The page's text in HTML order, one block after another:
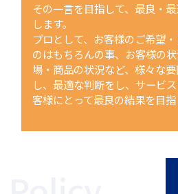
その一言を目指して、最良・
します。
プロとして、お客様のご希望
のはもちろんの事、お客様の
場・商品の状況など、様々な
し、最適な判断をし、サービ
客様にとって最良の結果を目指